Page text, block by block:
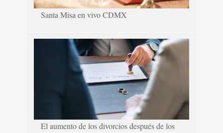
Santa Misa en vivo CDMX
El aumento de los divorcios después de los